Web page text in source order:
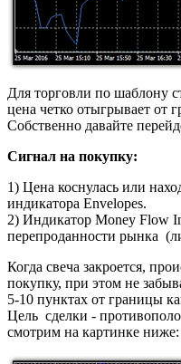
Для торговли по шаблону
цена четко отыгрывает от
Собственно давайте
Сигнал на покупку:
1) Цена коснулась или
индикатора Envelopes.
2) Индикатор Money Flow
перепроданности рынка
Когда свеча закроется,
покупку, при этом не
5-10 пунктах от границы
Цель сделки -
смотрим на картинке ниже: